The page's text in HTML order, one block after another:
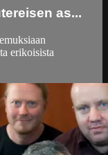
as...
erikoisista